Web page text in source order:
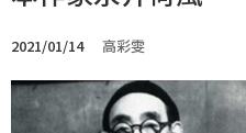
2021/01/14 高彩雯